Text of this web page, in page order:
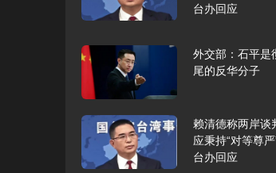
台办回应
外交部：石平是
尾的反华分子
赖清德称两岸谈
应秉持“对等尊
台办回应